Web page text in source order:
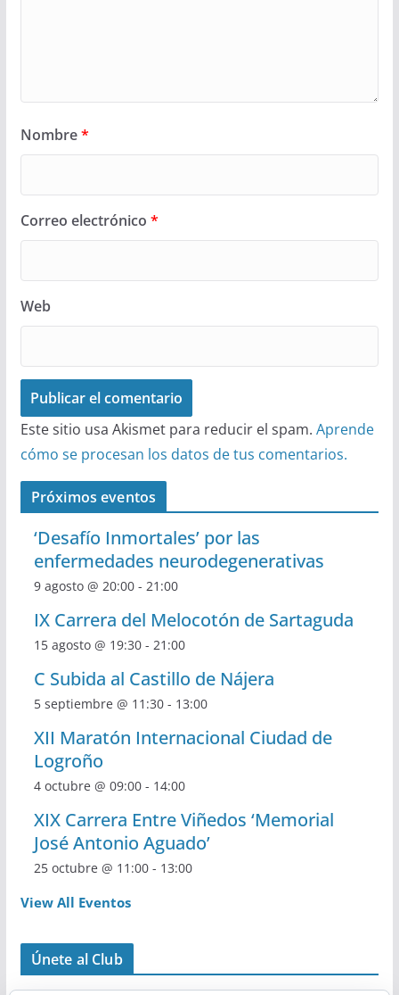
Nombre*
Correo electrónico *
Web
Este sitio usa Akismet para reducir el spam. Aprende
cómo se procesan los datos de tus comentarios.
Próximos eventos
‘Desafío Inmortales’ por las
enfermedades neurodegenerativas
9 agosto @ 20:00- 21:00
IX Carrera del Melocotón de Sartaguda
15 agosto @ 19:30- 21:00
C Subida al Castillo de Nájera
5 septiembre @ 11:30- 13:00
XII Maratón Internacional Ciudad de
Logroño
4 octubre @ 09:00- 14:00
XIX Carrera Entre Viñedos ‘Memorial
José Antonio Aguado’
25 octubre @ 11:00- 13:00
View All Eventos
Únete al Club